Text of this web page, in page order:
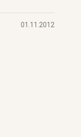
01.11.2012